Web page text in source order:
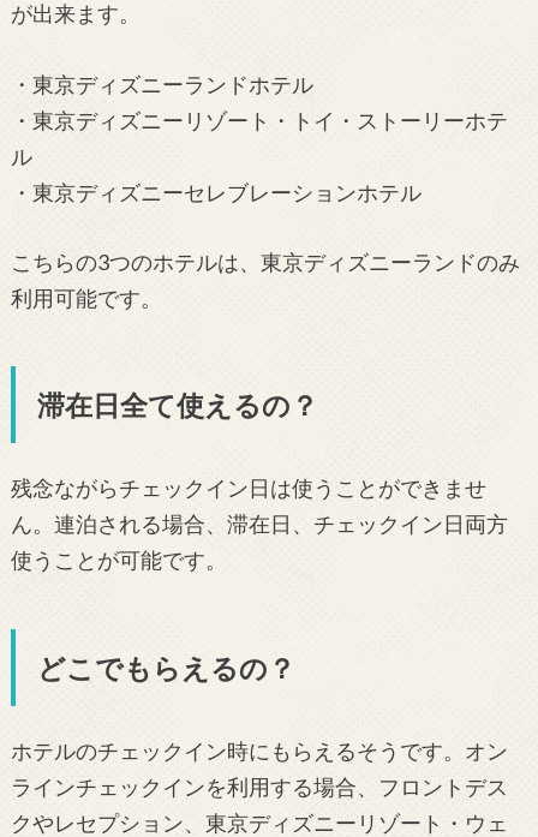
が出来ます。
・東京ディズニーランドホテル
・東京ディズニーリゾート・トイ・ストーリーホテ
ル
・東京ディズニーセレブレーションホテル
こちらの3つのホテルは、東京ディズニーランドのみ
利用可能です。
滞在日全て使えるの？
残念ながらチェックイン日は使うことができませ
ん。連泊される場合、滞在日、チェックイン日両方
使うことが可能です。
どこでもらえるの？
ホテルのチェックイン時にもらえるそうです。オン
ラインチェックインを利用する場合、フロントデス
クやレセプション、東京ディズニーリゾート・ウェ